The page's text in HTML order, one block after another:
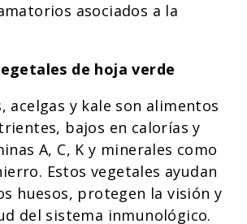
asociados a la
de hoja verde
acelgas y kale son alimentos
bajos en calorías y
A, C, K y minerales como
Estos vegetales ayudan
huesos, protegen la visión y
del sistema inmunológico.